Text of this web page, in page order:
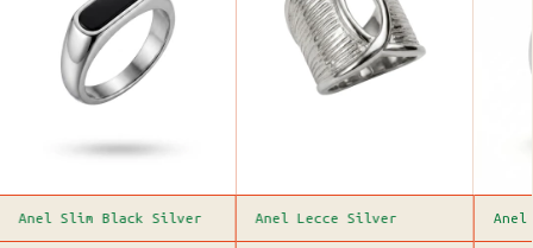
Anel Slim Black Silver Anel Lecce Silver